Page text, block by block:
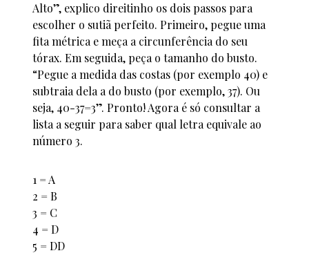
Alto”, explico direitinho os dois passos para
escolher o sutiã perfeito. Primeiro, pegue uma
fita métrica e meça a circunferência do seu
tórax. Em seguida, peça o tamanho do busto.
“Pegue a medida das costas (por exemplo 40) e
subtraia dela a do busto (por exemplo, 37). Ou
seja, 40-37=3”. Pronto! Agora é só consultar a
lista a seguir para saber qual letra equivale ao
número 3.
1 = A
2 = B
3 = C
4 = D
5 = DD